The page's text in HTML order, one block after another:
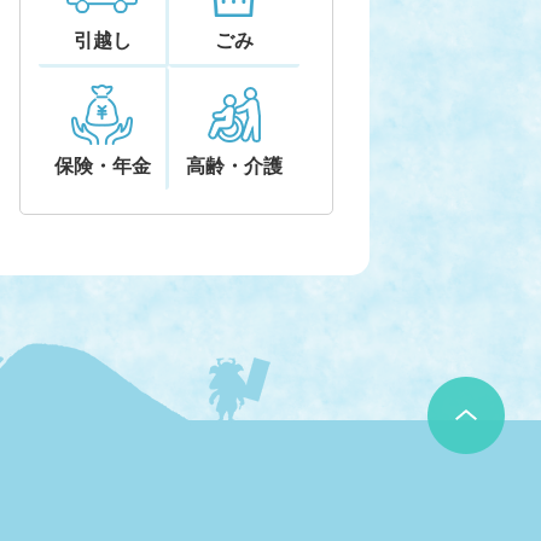
引越し ごみ
保険・年金 高齢・介護